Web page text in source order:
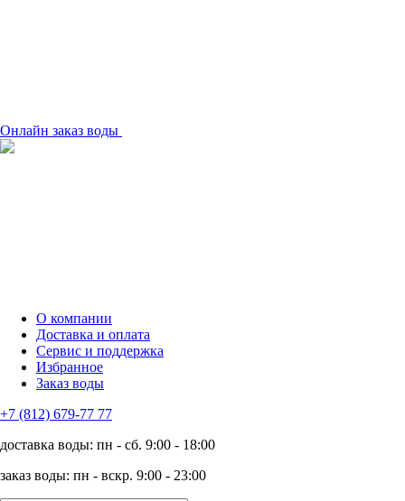
Онлайн заказ воды
О компании
Доставка и оплата
Сервис и поддержка
Избранное
Заказ воды
+7 (812) 679-77 77
доставка воды: пн - сб. 9:00 - 18:00
заказ воды: пн - вскр. 9:00 - 23:00